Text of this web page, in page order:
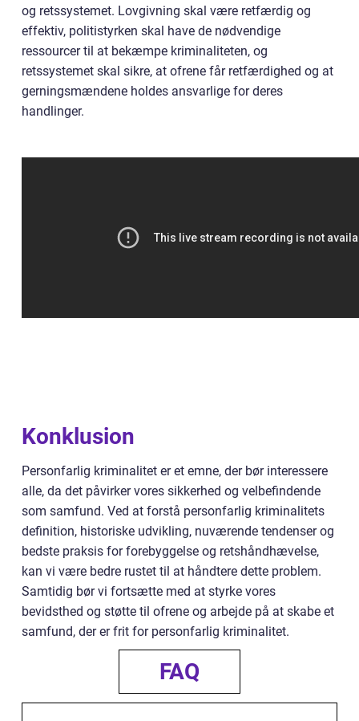
og retssystemet. Lovgivning skal være retfærdig og
effektiv, politistyrken skal have de nødvendige
ressourcer til at bekæmpe kriminaliteten, og
retssystemet skal sikre, at ofrene får retfærdighed og at
gerningsmændene holdes ansvarlige for deres
handlinger.
Konklusion
Personfarlig kriminalitet er et emne, der bør interessere
alle, da det påvirker vores sikkerhed og velbefindende
som samfund. Ved at forstå personfarlig kriminalitets
definition, historiske udvikling, nuværende tendenser og
bedste praksis for forebyggelse og retshåndhævelse,
kan vi være bedre rustet til at håndtere dette problem.
Samtidig bør vi fortsætte med at styrke vores
bevidsthed og støtte til ofrene og arbejde på at skabe et
samfund, der er frit for personfarlig kriminalitet.
FAQ